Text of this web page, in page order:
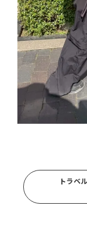
トラベ